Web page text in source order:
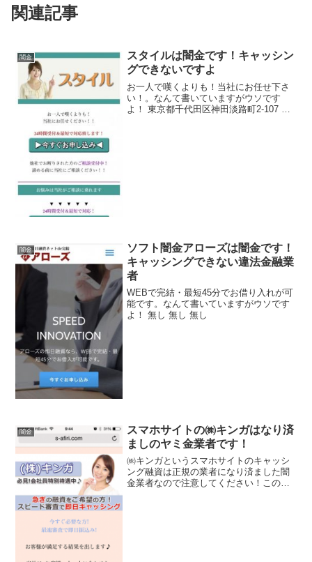
関連記事
闇金
スタイルは闇金です！キャッシン
グできないですよ
お一人で嘆くよりも！当社にお任せ下さ
い！。なんて書いていますがウソです
よ！ 東京都千代田区神田淡路町2-107 無
闇金
ソフト闇金アローズは闇金です！
キャッシングできない違法金融業
者
WEBで完結・最短45分でお借り入れが可
能です。なんて書いていますがウソです
よ！ 無し 無し 無し
闇金
スマホサイトの㈱キンガはなり済
ましのヤミ金業者です！
㈱キンガというスマホサイトのキャッシ
ング融資は正規の業者になり済ました闇
金業者なので注意してください！このサ